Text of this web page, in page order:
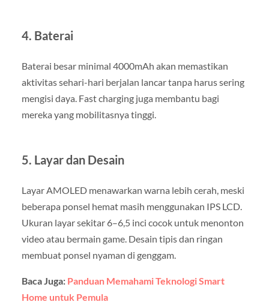
4. Baterai
Baterai besar minimal 4000mAh akan memastikan
aktivitas sehari-hari berjalan lancar tanpa harus sering
mengisi daya. Fast charging juga membantu bagi
mereka yang mobilitasnya tinggi.
5. Layar dan Desain
Layar AMOLED menawarkan warna lebih cerah, meski
beberapa ponsel hemat masih menggunakan IPS LCD.
Ukuran layar sekitar 6–6,5 inci cocok untuk menonton
video atau bermain game. Desain tipis dan ringan
membuat ponsel nyaman di genggam.
Baca Juga: Panduan Memahami Teknologi Smart
Home untuk Pemula